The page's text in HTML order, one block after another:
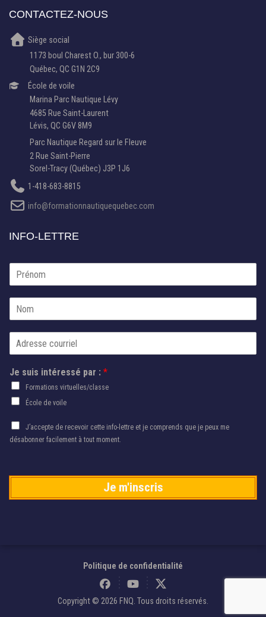
CONTACTEZ-NOUS
Siège social
1173 boul Charest O., bur 300-6
Québec, QC G1N 2C9
École de voile
Marina Parc Nautique Lévy
4685 Rue Saint-Laurent
Lévis, QC G6V 8M9
Parc Nautique Regard sur le Fleuve
2 Rue Saint-Pierre
Sorel-Tracy (Québec) J3P 1J6
1-418-683-8815
info@formationnautiquequebec.com
INFO-LETTRE
p
r
s
i
s
r
r
e
*
Je suis intéressé par : *
Formations virtuelles/classe
École de voile
A
u
r
s
J’accepte de recevoir cette info-lettre et je comprends que je peux me
désabonner facilement à tout moment.
Je m'inscris
Politique de confidentialité
Copyright © 2026 FNQ. Tous droits réservés.